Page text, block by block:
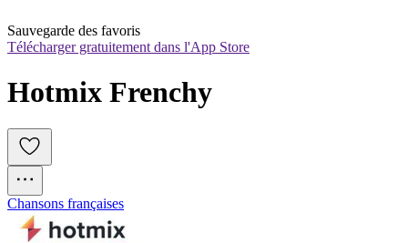
Sauvegarde des favoris
Télécharger gratuitement dans l'App Store
Hotmix Frenchy
Chansons françaises